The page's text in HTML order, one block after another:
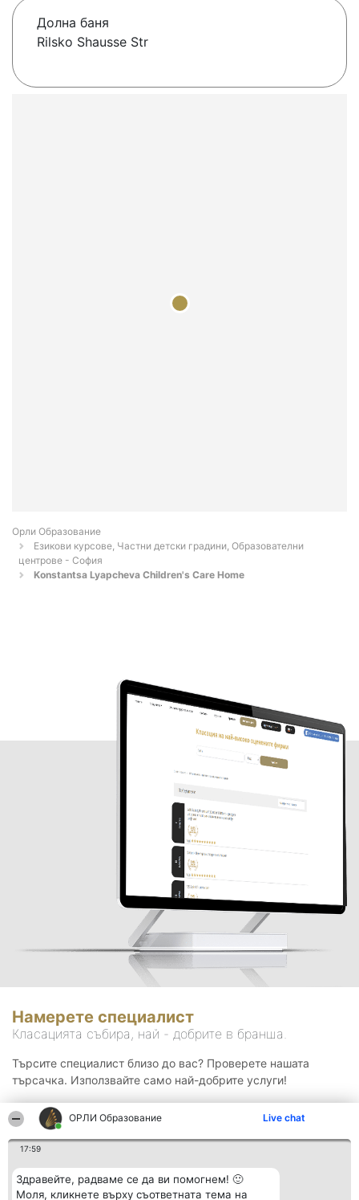
ОРЛИ Образование Live chat
17:59
Здравейте, радваме се да ви помогнем! 🙂
Моля, кликнете върху съответната тема на
Долна баня
Rilsko Shausse Str
Орли Образование
Езикови курсове, Частни детски градини, Образователни
центрове - София
Konstantsa Lyapcheva Children's Care Home
Намерете специалист
Класацията събира, най - добрите в бранша.
Търсите специалист близо до вас? Проверете нашата
търсачка. Използвайте само най-добрите услуги!